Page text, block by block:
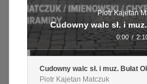
Piotr Kajetan
Cudowny walc sł. i
0:00 /
Cudowny walc sł. i muz. Bułat
Piotr Kajetan Matczuk